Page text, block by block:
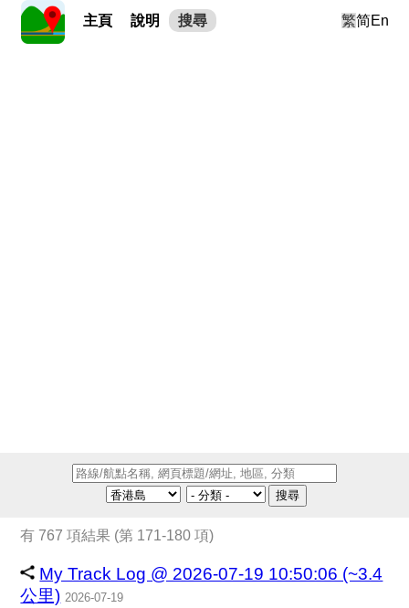
主頁 說明 搜尋 繁简En
搜尋
有 767 項結果 (第 171-180 項)
My Track Log @ 2026-07-19 10:50:06 (~3.4
公里) 2026-07-19